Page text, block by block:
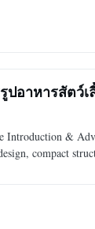
อาหารสัตว์เ
Introduction &
compact